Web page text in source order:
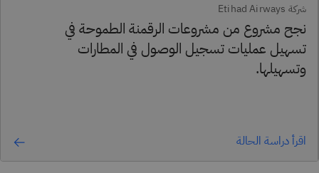
شركة Etihad Airways
نجح مشروع من مشروعات الرقمنة الطموحة في
تسهيل عمليات تسجيل الوصول في المطارات
وتسهيلها.
اقرأ دراسة الحالة